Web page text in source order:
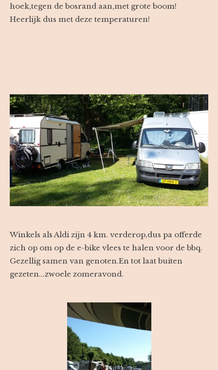
hoek,tegen de bosrand aan,met grote boom!
Heerlijk dus met deze temperaturen!
Winkels als Aldi zijn 4 km. verderop,dus pa offerde
zich op om op de e-bike vlees te halen voor de bbq.
Gezellig samen van genoten.En tot laat buiten
gezeten...zwoele zomeravond.